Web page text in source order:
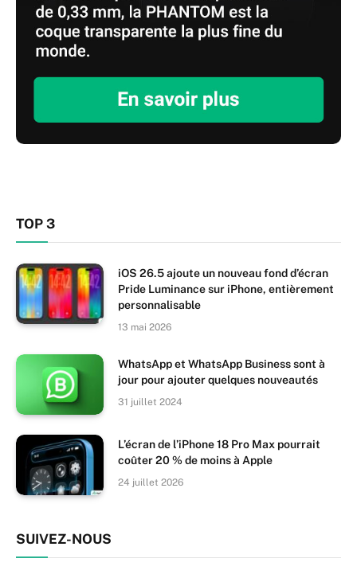
TOP 3
iOS 26.5 ajoute un nouveau fond d’écran
Pride Luminance sur iPhone, entièrement
personnalisable
13 mai 2026
WhatsApp et WhatsApp Business sont à
jour pour ajouter quelques nouveautés
31 juillet 2024
L’écran de l’iPhone 18 Pro Max pourrait
coûter 20 % de moins à Apple
24 juillet 2026
SUIVEZ-NOUS